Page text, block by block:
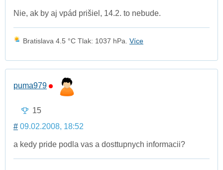
Nie, ak by aj vpád prišiel, 14.2. to nebude.
Bratislava 4.5 °C Tlak: 1037 hPa. Více
puma979
15
# 09.02.2008, 18:52
a kedy pride podla vas a dosttupnych informacii?